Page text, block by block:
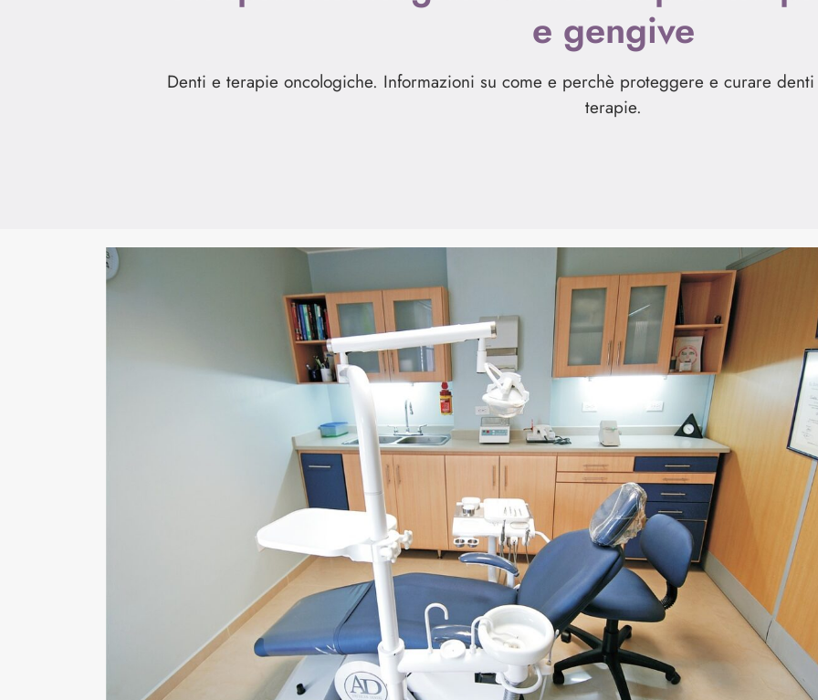
e gengive
Denti e terapie oncologiche. Informazioni su come e perchè proteggere e curare
terapie.